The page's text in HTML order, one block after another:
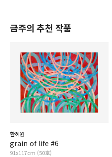
금주의 추천 작품
한혜원
grain of life #6
91x117cm (50호)